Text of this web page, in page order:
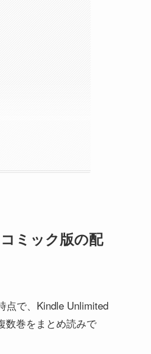
ミック版の配
点で、Kindle Unlimited
数巻をまとめ読みで